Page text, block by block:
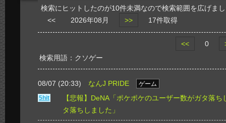
検索にヒットしたのが10件未満なので検索範囲を広げま
<<
2026年08月 >> 17件取得
<< 0
検索用語：クソゲー
08/07 (20:33) なんJ PRIDE
ゲーム
5hit
【悲報】DeNA「ポケポケのユーザー数がガタ落
タ落ちしました」